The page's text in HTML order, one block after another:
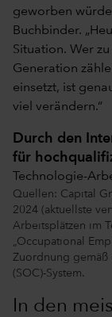
geworben
Buchbinder.
Situation. Wer
Generation
einsetzt, ist
viel verändern.“
Durch den
für
Technologie-
Quellen: Capital
2024 (aktuellste
Arbeitsplätzen im
„Occupational
Zuordnung gemäß
(SOC)-System.
In den